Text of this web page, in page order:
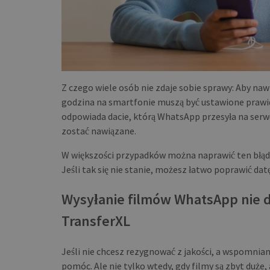
Z czego wiele osób nie zdaje sobie sprawy: Aby
godzina na smartfonie muszą być ustawione
odpowiada dacie, którą WhatsApp przesyła na
zostać nawiązane.
W większości przypadków można naprawić ten
Jeśli tak się nie stanie, możesz łatwo poprawić
Wysyłanie filmów WhatsApp nie
TransferXL
Jeśli nie chcesz rezygnować z jakości, a
pomóc. Ale nie tylko wtedy, gdy filmy są zbyt
NAME
_ga_BX9T8NP35L
NAME